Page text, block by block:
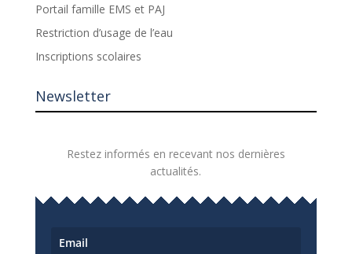
Portail famille EMS et PAJ
Restriction d’usage de l’eau
Inscriptions scolaires
Newsletter
Restez informés en recevant nos dernières
actualités.